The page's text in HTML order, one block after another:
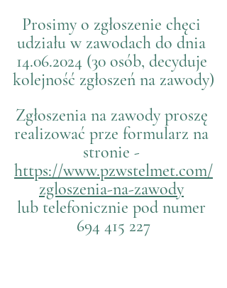
Prosimy o zgłoszenie chęci
udziału w zawodach do dnia
14.06.2024 (30 osób, decyduje
kolejność zgłoszeń na zawody)
Zgłoszenia na zawody proszę
realizować prze formularz na
stronie -
https://www.pzwstelmet.com/
zgloszenia-na-zawody
lub telefonicznie pod numer
694 415 227